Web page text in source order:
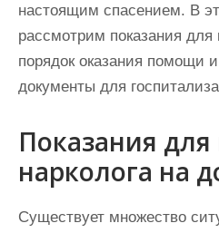
настоящим спасением. В
рассмотрим показания для
порядок оказания помощи
документы для
Показания для
нарколога на
Существует множество